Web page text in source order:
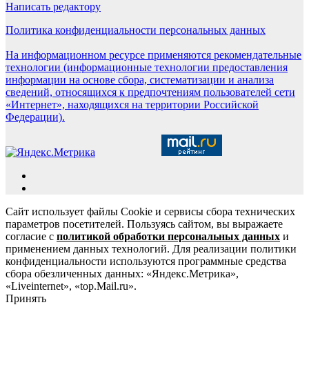
Написать редактору
Политика конфиденциальности персональных данных
На информационном ресурсе применяются рекомендательные
технологии (информационные технологии предоставления
информации на основе сбора, систематизации и анализа
сведений, относящихся к предпочтениям пользователей сети
«Интернет», находящихся на территории Российской
Федерации).
Сайт использует файлы Cookie и сервисы сбора технических
параметров посетителей. Пользуясь сайтом, вы выражаете
согласие с политикой обработки персональных данных и
применением данных технологий. Для реализации политики
конфиденциальности используются программные средства
сбора обезличенных данных: «Яндекс.Метрика»,
«Liveinternet», «top.Mail.ru».
Принять